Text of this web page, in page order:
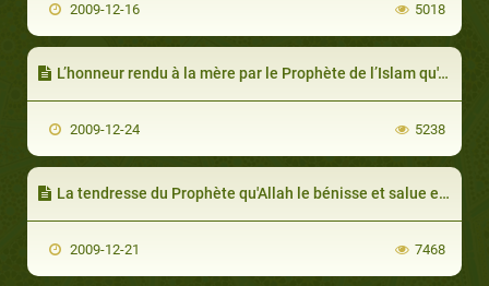
2009-12-16 5018
L’honneur rendu à la mère par le Prophète de l’Islam qu'Allah le bénisse et salue
2009-12-24 5238
La tendresse du Prophète qu'Allah le bénisse et salue envers ses épouses Khadija et Aïcha
2009-12-21 7468